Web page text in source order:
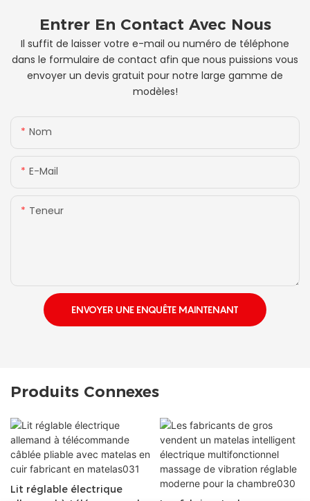
Entrer En Contact Avec Nous
Il suffit de laisser votre e-mail ou numéro de téléphone
dans le formulaire de contact afin que nous puissions vous
envoyer un devis gratuit pour notre large gamme de
modèles!
Nom
E-Mail
Teneur
ENVOYER UNE ENQUÊTE MAINTENANT
Produits Connexes
Lit réglable électrique